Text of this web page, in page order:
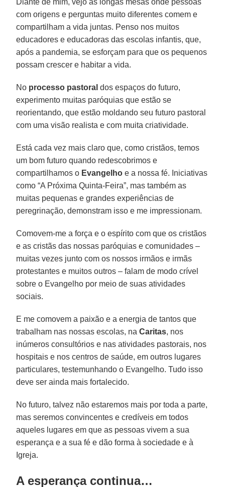
com origens e perguntas muito diferentes comem e
compartilham a vida juntas. Penso nos muitos
educadores e educadoras das escolas infantis, que,
após a pandemia, se esforçam para que os pequenos
possam crescer e habitar a vida.
No processo pastoral dos espaços do futuro,
experimento muitas paróquias que estão se
reorientando, que estão moldando seu futuro pastoral
com uma visão realista e com muita criatividade.
Está cada vez mais claro que, como cristãos, temos
um bom futuro quando redescobrimos e
compartilhamos o Evangelho e a nossa fé. Iniciativas
como “A Próxima Quinta-Feira”, mas também as
muitas pequenas e grandes experiências de
peregrinação, demonstram isso e me impressionam.
Comovem-me a força e o espírito com que os cristãos
e as cristãs das nossas paróquias e comunidades –
muitas vezes junto com os nossos irmãos e irmãs
protestantes e muitos outros – falam de modo crível
sobre o Evangelho por meio de suas atividades
sociais.
E me comovem a paixão e a energia de tantos que
trabalham nas nossas escolas, naCaritas, nos
inúmeros consultórios e nas atividades pastorais, nos
hospitais e nos centros de saúde, em outros lugares
particulares, testemunhando o Evangelho. Tudo isso
deve ser ainda mais fortalecido.
No futuro, talvez não estaremos mais por toda a parte,
mas seremos convincentes e credíveis em todos
aqueles lugares em que as pessoas vivem a sua
esperança e a sua fé e dão forma à sociedade e à
Igreja.
A esperança continua…